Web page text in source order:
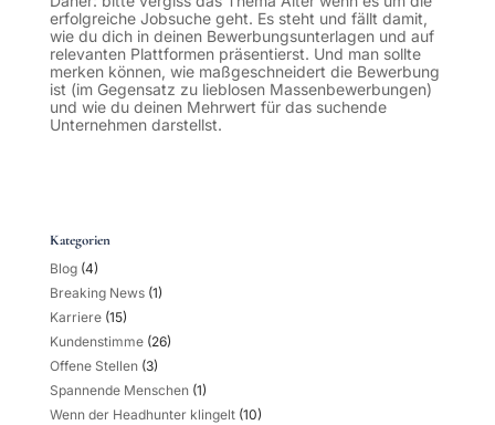
erfolgreiche Jobsuche geht. Es steht und fällt damit,
wie du dich in deinen Bewerbungsunterlagen und auf
relevanten Plattformen präsentierst. Und man sollte
merken können, wie maßgeschneidert die Bewerbung
ist (im Gegensatz zu lieblosen Massenbewerbungen)
und wie du deinen Mehrwert für das suchende
Unternehmen darstellst.
Kategorien
Blog(4)
Breaking News(1)
Karriere(15)
Kundenstimme(26)
Offene Stellen(3)
Spannende Menschen(1)
Wenn der Headhunter klingelt(10)